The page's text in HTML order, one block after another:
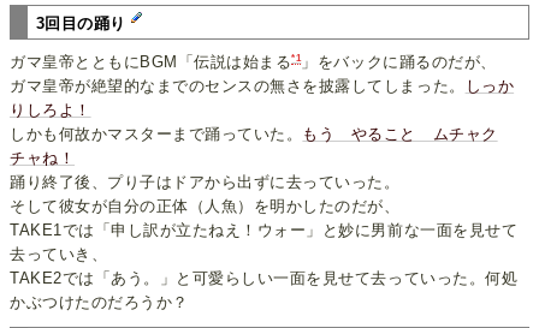
3回目の踊り
ガマ皇帝とともにBGM「伝説は始まる*1」をバックに踊るのだが、
ガマ皇帝が絶望的なまでのセンスの無さを披露してしまった。
しっか
りしろよ！
しかも何故かマスターまで踊っていた。
もう やること ムチャク
チャね！
踊り終了後、プり子はドアから出ずに去っていった。
そして彼女が自分の正体（人魚）を明かしたのだが、
TAKE1では「申し訳が立たねえ！ウォー」と妙に男前な一面を見せて
去っていき、
TAKE2では「あう。」と可愛らしい一面を見せて去っていった。何処
かぶつけたのだろうか？